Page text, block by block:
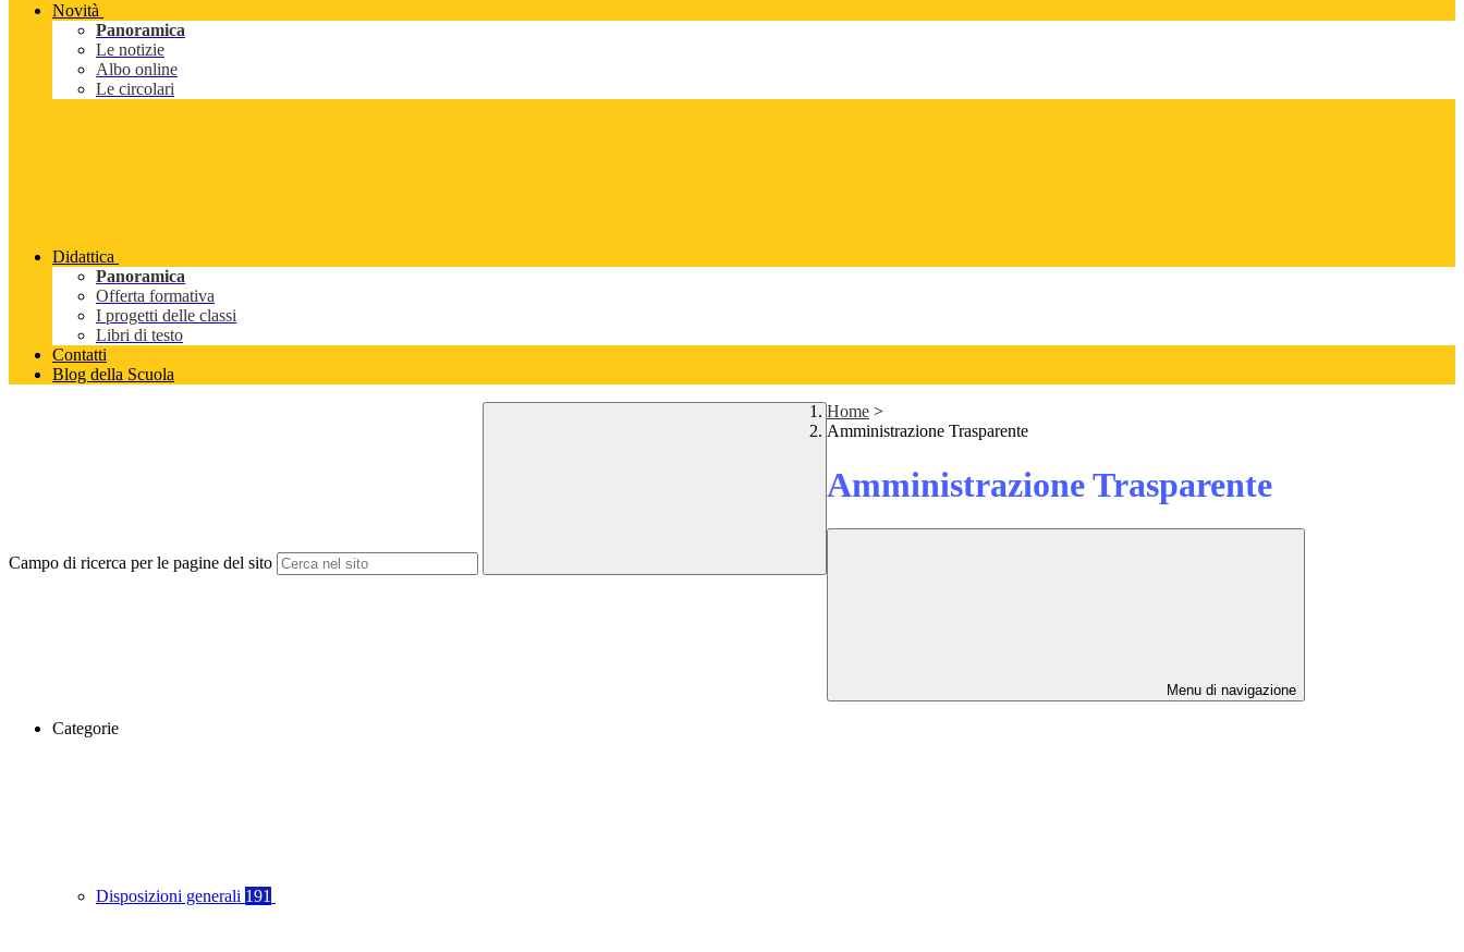
Novità
Panoramica
Le notizie
Albo online
Le circolari
Didattica
Panoramica
Offerta formativa
I progetti delle classi
Libri di testo
Contatti
Blog della Scuola
Campo di ricerca per le pagine del sito
Home >
Amministrazione Trasparente
Amministrazione Trasparente
Menu di navigazione
Categorie
Disposizioni generali 191